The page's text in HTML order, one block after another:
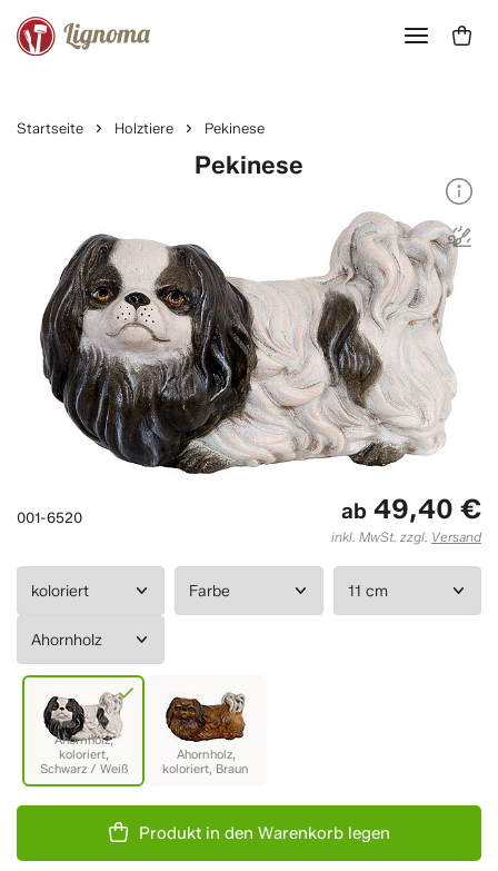
Startseite Holztiere Pekinese
Pekinese
ab 49,40 €
inkl. MwSt. zzgl. Versand
001-6520
Produkt in den Warenkorb legen